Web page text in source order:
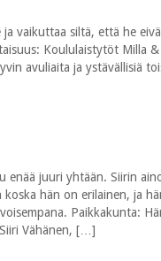
vaikuttaa siltä, että he
Koululaistytöt Milla &
avuliaita ja ystävällisiä
enää juuri yhtään. Siirin
hän on erilainen, ja
Paikkakunta:
Vähänen, […]